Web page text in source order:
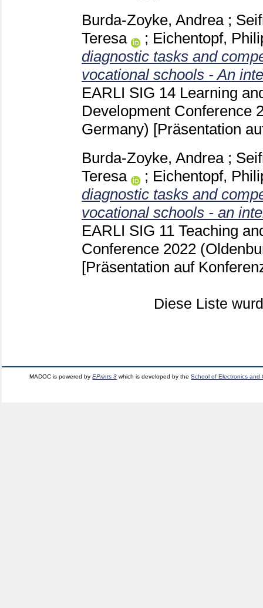
Burda-Zoyke, Andrea;
Teresa
; Eichentopf,
diagnostic tasks and
vocational schools - An
EARLI SIG 14 Learning
Development Conference
Germany) [Präsentation
Burda-Zoyke, Andrea;
Teresa
; Eichentopf,
diagnostic tasks and
vocational schools - an
EARLI SIG 11 Teaching
Conference 2022
[Präsentation auf
Diese Liste
MADOC is powered byEPrints 3 which is developed by theSchool of Electronics and